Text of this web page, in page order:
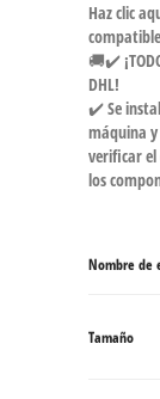
Haz clic
🚚✔️
DHL!
✔️ Se
máquina y
verificar
los
Nombre de
Tamaño